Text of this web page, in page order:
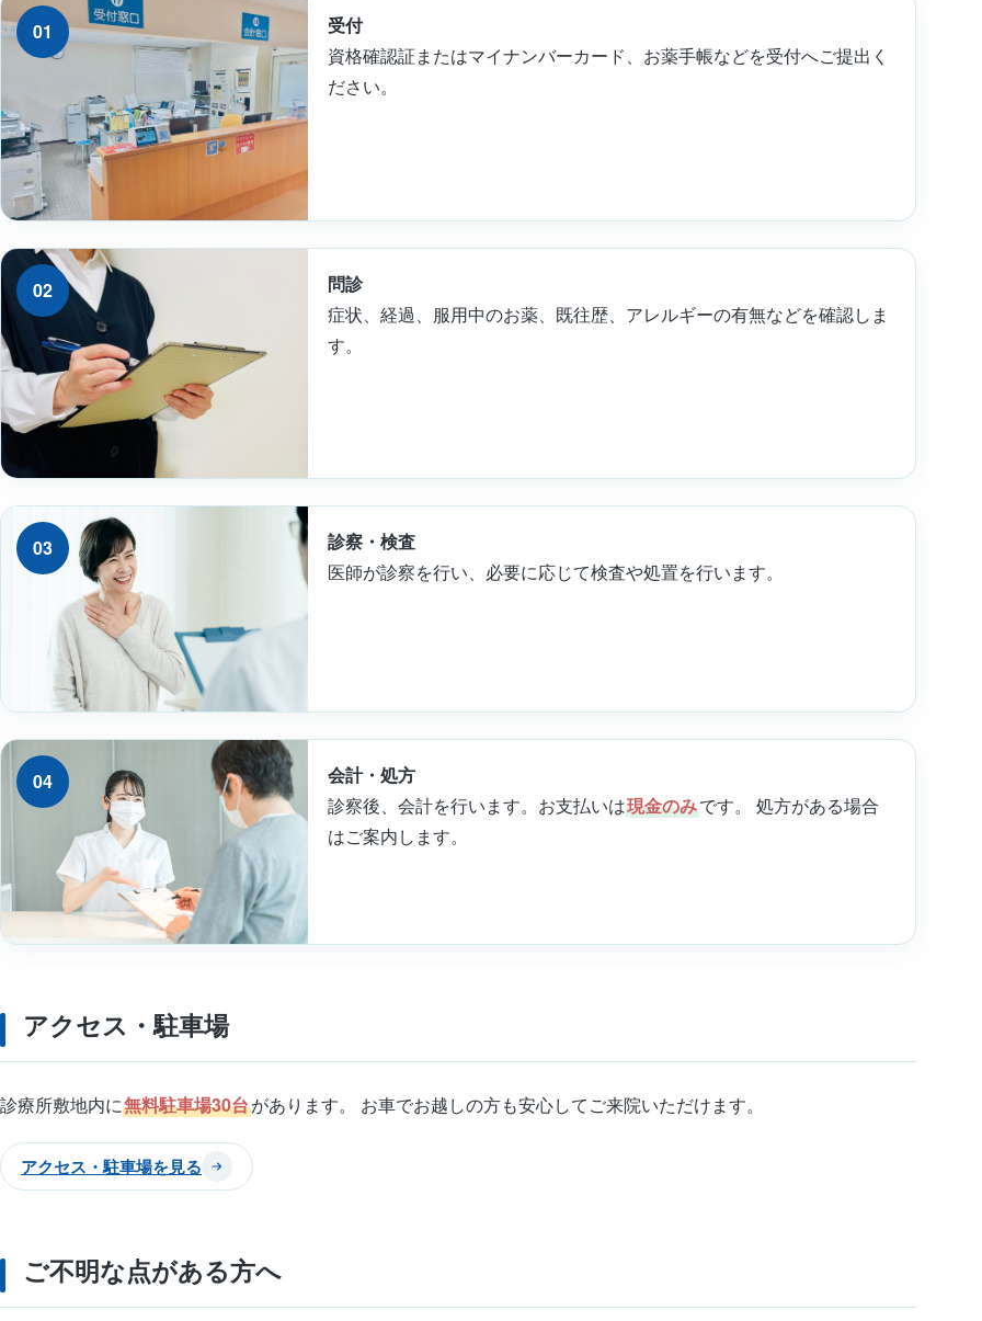
01
受付
資格確認証またはマイナンバーカード、お薬手帳などを受付へご提出く
ださい。
02
問診
症状、経過、服用中のお薬、既往歴、アレルギーの有無などを確認しま
す。
03
診察・検査
医師が診察を行い、必要に応じて検査や処置を行います。
04
会計・処方
診察後、会計を行います。お支払いは現金のみです。 処方がある場合
はご案内します。
アクセス・駐車場
診療所敷地内に無料駐車場30台があります。 お車でお越しの方も安心してご来院いただけます。
アクセス・駐車場を見る
ご不明な点がある方へ